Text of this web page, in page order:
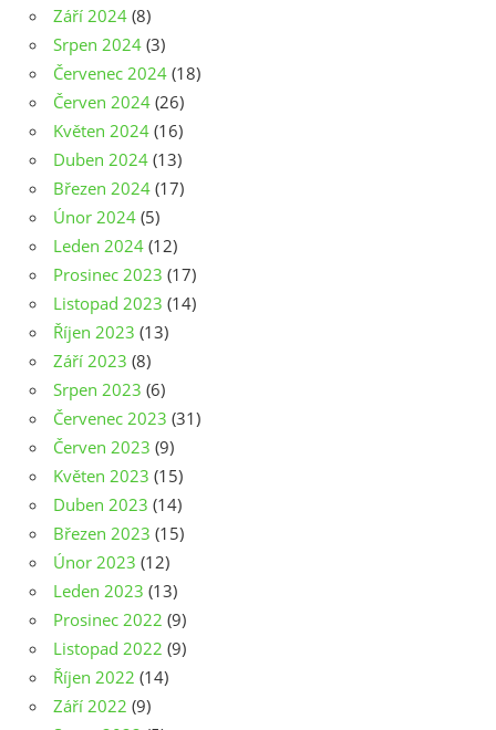
Září 2024 (8)
Srpen 2024 (3)
Červenec 2024 (18)
Červen 2024 (26)
Květen 2024 (16)
Duben 2024 (13)
Březen 2024 (17)
Únor 2024 (5)
Leden 2024 (12)
Prosinec 2023 (17)
Listopad 2023 (14)
Říjen 2023 (13)
Září 2023 (8)
Srpen 2023 (6)
Červenec 2023 (31)
Červen 2023 (9)
Květen 2023 (15)
Duben 2023 (14)
Březen 2023 (15)
Únor 2023 (12)
Leden 2023 (13)
Prosinec 2022 (9)
Listopad 2022 (9)
Říjen 2022 (14)
Září 2022 (9)